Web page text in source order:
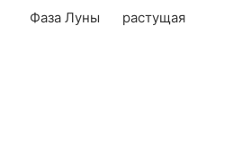
Фаза Луны
растущая